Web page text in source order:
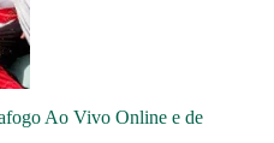
Ao Vivo Online e de